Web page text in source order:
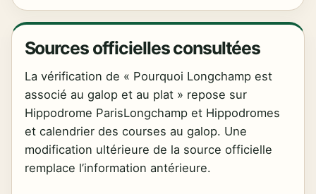
Sources officielles consultées
La vérification de « Pourquoi Longchamp est
associé au galop et au plat » repose sur
Hippodrome ParisLongchamp et Hippodromes
et calendrier des courses au galop. Une
modification ultérieure de la source officielle
remplace l’information antérieure.